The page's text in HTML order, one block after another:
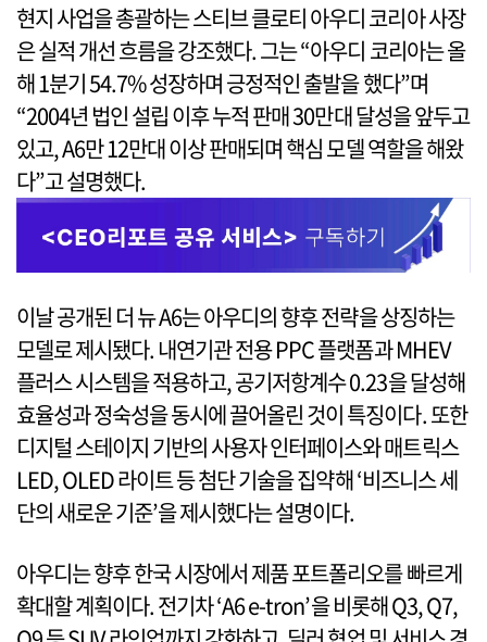
현지 사업을 총괄하는 스티브 클로티 아우디 코리아 사장
은 실적 개선 흐름을 강조했다. 그는 “아우디 코리아는 올
해 1분기 54.7% 성장하며 긍정적인 출발을 했다”며
“2004년 법인 설립 이후 누적 판매 30만대 달성을 앞두고
있고, A6만 12만대 이상 판매되며 핵심 모델 역할을 해왔
다”고 설명했다.
이날 공개된 더 뉴 A6는 아우디의 향후 전략을 상징하는
모델로 제시됐다. 내연기관 전용 PPC 플랫폼과 MHEV
플러스 시스템을 적용하고, 공기저항계수 0.23을 달성해
효율성과 정숙성을 동시에 끌어올린 것이 특징이다. 또한
디지털 스테이지 기반의 사용자 인터페이스와 매트릭스
LED, OLED 라이트 등 첨단 기술을 집약해 ‘비즈니스 세
단의 새로운 기준’을 제시했다는 설명이다.
아우디는 향후 한국 시장에서 제품 포트폴리오를 빠르게
확대할 계획이다. 전기차 ‘A6 e-tron’을 비롯해 Q3, Q7,